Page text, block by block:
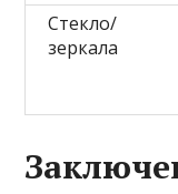
Стекло/
зеркала